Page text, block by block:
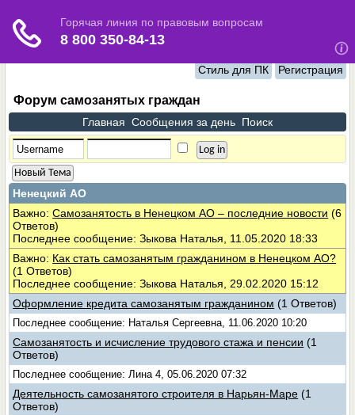
Стиль для ПК Регистрация
Форум самозанятых граждан
Главная Сообщения за день Поиск
Новый Тема
Ненецкий АО
Важно:Самозанятость в Ненецком АО – последние новости (6
Ответов)
Последнее сообщение: Зыкова Наталья, 11.05.2020 18:33
Важно: Как стать самозанятым гражданином в Ненецком АО?
(1 Ответов)
Последнее сообщение: Зыкова Наталья, 29.02.2020 15:12
Оформление кредита самозанятым гражданином (1 Ответов)
Последнее сообщение: Наталья Сергеевна, 11.06.2020 10:20
Самозанятость и исчисление трудового стажа и пенсии (1
Ответов)
Последнее сообщение: Лина 4, 05.06.2020 07:32
Деятельность самозанятого строителя в Нарьян-Маре (1
Ответов)